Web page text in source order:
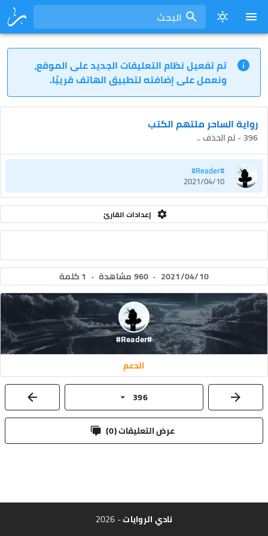
البحث
تم تفعيل نظام التعليقات الجديد على الموقع،
ونعمل على إضافته لتطبيق الهاتف قريبًا.
رواية الساحر ملتهم الكتب
396 - تم الحذف ..
#Reader#
2021/04/10
إعدادات القارئ
2021/04/10
· 960 مشاهدة · 1 كلمة
#Reader#
الدعم
396
عرض التعليقات ( 0
)
نادي الروايات- 2026